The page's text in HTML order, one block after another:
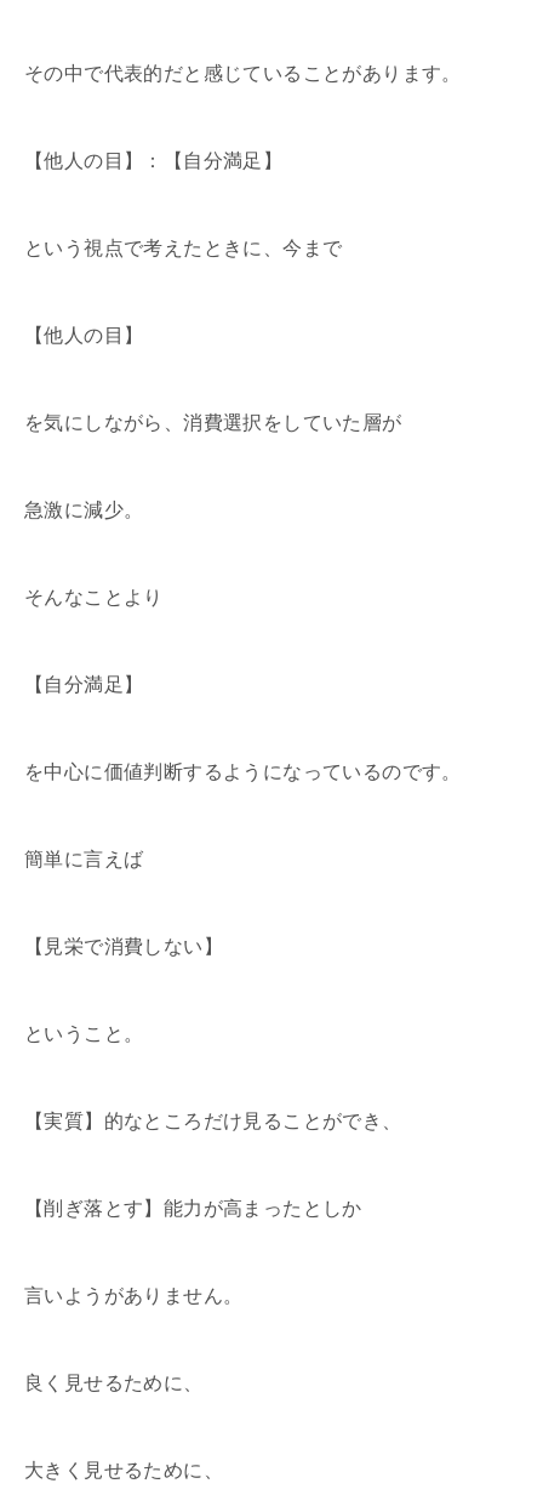
その中で代表的だと感じていることがあります。
【他人の目】：【自分満足】
という視点で考えたときに、今まで
【他人の目】
を気にしながら、消費選択をしていた層が
急激に減少。
そんなことより
【自分満足】
を中心に価値判断するようになっているのです。
簡単に言えば
【見栄で消費しない】
ということ。
【実質】的なところだけ見ることができ、
【削ぎ落とす】能力が高まったとしか
言いようがありません。
良く見せるために、
大きく見せるために、